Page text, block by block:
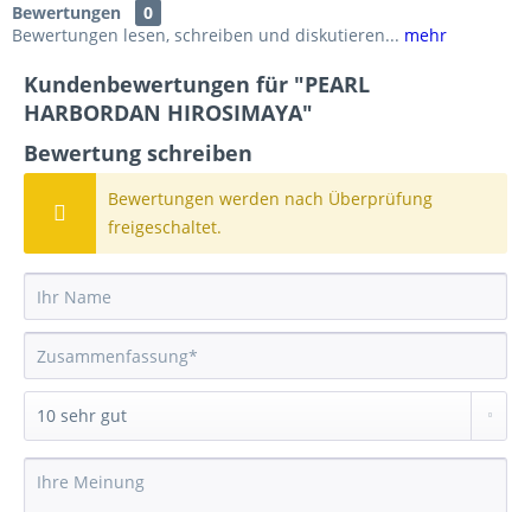
Bewertungen
0
Bewertungen lesen, schreiben und diskutieren... mehr
Kundenbewertungen für "PEARL
HARBORDAN HIROSIMAYA"
Bewertung schreiben
Bewertungen werden nach Überprüfung
freigeschaltet.